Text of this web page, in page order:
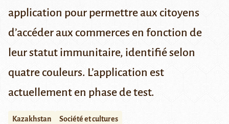
application pour permettre aux citoyens
d’accéder aux commerces en fonction de
leur statut immunitaire, identifié selon
quatre couleurs. L’application est
actuellement en phase de test.
Kazakhstan
Société et cultures